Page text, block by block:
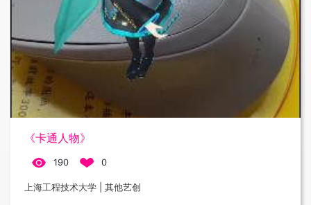
《卡通人物》
190 0
上海工程技术大学 | 其他艺创